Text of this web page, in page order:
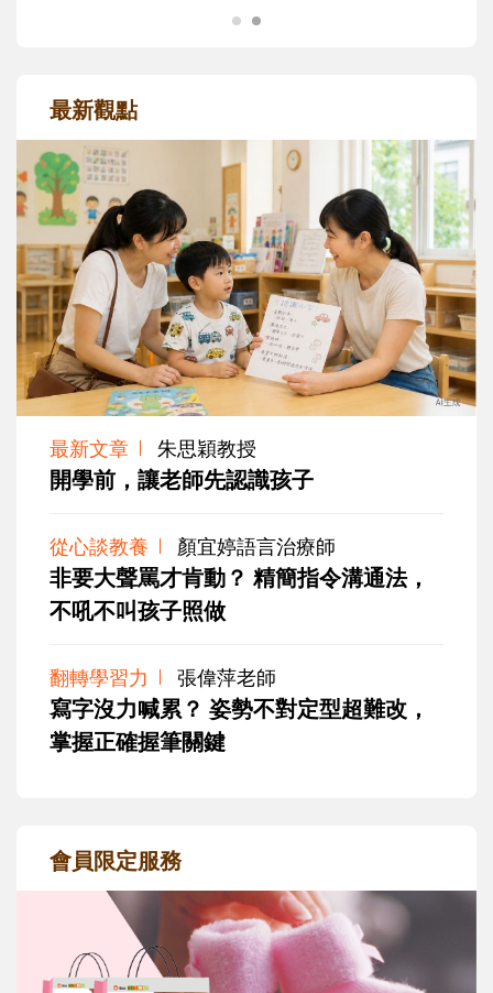
最新觀點
最新文章 朱思穎教授
開學前，讓老師先認識孩子
從心談教養 顏宜婷語言治療師
非要大聲罵才肯動？ 精簡指令溝通法，
不吼不叫孩子照做
翻轉學習力 張偉萍老師
寫字沒力喊累？ 姿勢不對定型超難改，
掌握正確握筆關鍵
會員限定服務